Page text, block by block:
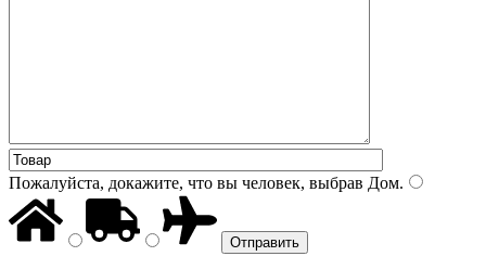
Пожалуйста, докажите, что вы человек, выбрав Дом.